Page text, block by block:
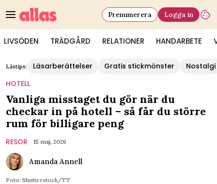
LIVSÖDEN TRÄDGÅRD RELATIONER HANDARBETE
Prenumerera Logga in
Lästips: Läsarberättelser Gratis stickmönster
Nostalgi
HOTELL
Vanliga misstaget du gör när du
checkar in på hotell – så får du större
rum för billigare peng
RESOR 15 maj, 2026
Amanda Annell
Foto: Shutterstock/TT